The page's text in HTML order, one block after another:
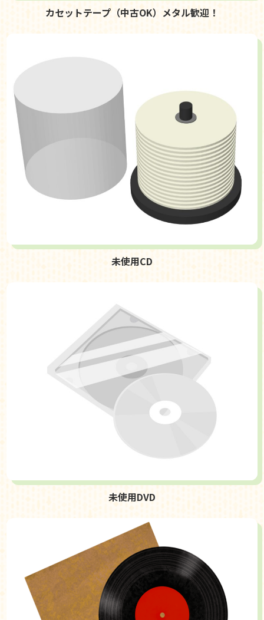
カセットテープ（中古OK）メタル歓迎！
未使用CD
未使用DVD